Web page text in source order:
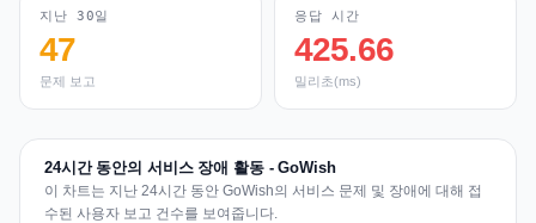
지난 30일
47
문제 보고
응답 시간
425.66
밀리초(ms)
24시간 동안의 서비스 장애 활동 - GoWish
이 차트는 지난 24시간 동안 GoWish의 서비스 문제 및 장애에 대해 접
수된 사용자 보고 건수를 보여줍니다.